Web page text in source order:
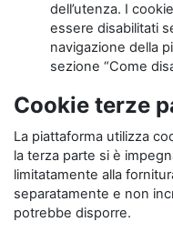
dell’utenza. I
essere disabilitati
navigazione della
sezione “Come
Cookie terze
La piattaforma utilizza
la terza parte si è
limitatamente alla
separatamente e non
potrebbe disporre.